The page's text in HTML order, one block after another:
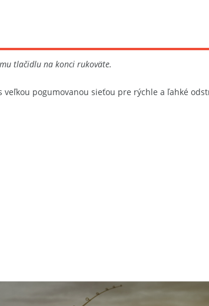
tlačidlu na konci rukoväte.
pogumovanou sieťou pre rýchle a ľahké